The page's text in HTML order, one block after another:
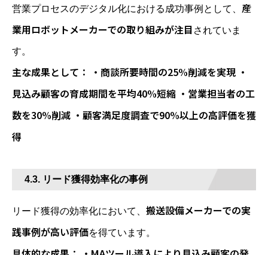
営業プロセスのデジタル化における成功事例として、 産
業用ロボットメーカーでの取り組みが注目 されていま
す。
主な成果として： ・商談所要時間の25%削減を実現 ・
見込み顧客の育成期間を平均40%短縮 ・営業担当者の工
数を30%削減 ・顧客満足度調査で90%以上の高評価を獲
得
4.3. リード獲得効率化の事例
リード獲得の効率化において、 搬送設備メーカーでの実
践事例が高い評価を得ています。